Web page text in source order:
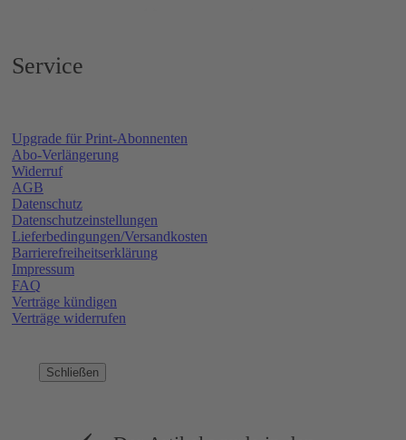
Service
Upgrade für Print-Abonnenten
Abo-Verlängerung
Widerruf
AGB
Datenschutz
Datenschutzeinstellungen
Lieferbedingungen/Versandkosten
Barrierefreiheitserklärung
Impressum
FAQ
Verträge kündigen
Verträge widerrufen
Schließen